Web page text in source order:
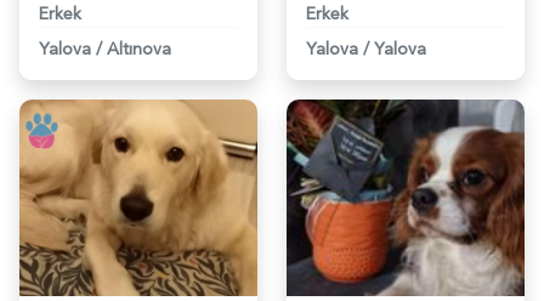
Erkek
Yalova / Altınova
Erkek
Yalova / Yalova